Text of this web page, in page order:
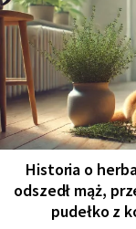
Historia o
odszedł mąż,
pudełko z